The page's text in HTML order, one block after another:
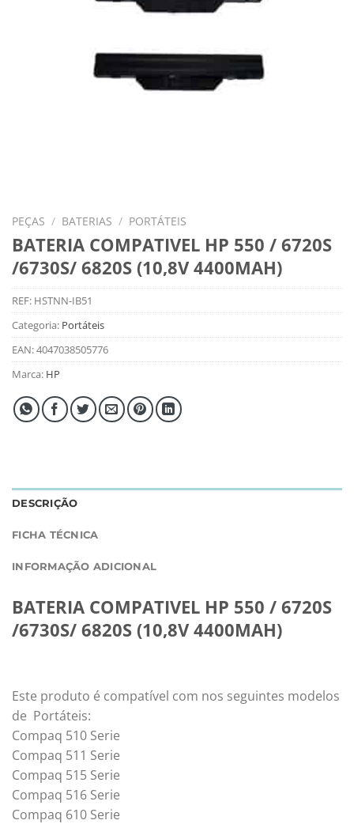
PEÇAS / BATERIAS / PORTÁTEIS
BATERIA COMPATIVEL HP 550 / 6720S
/6730S/ 6820S (10,8V 4400MAH)
REF: HSTNN-IB51
Categoria: Portáteis
EAN:4047038505776
Marca: HP
DESCRIÇÃO
FICHA TÉCNICA
INFORMAÇÃO ADICIONAL
BATERIA COMPATIVEL HP 550 / 6720S
/6730S/ 6820S (10,8V 4400MAH)
Este produto é compatível com nos seguintes modelos
de Portáteis:
Compaq 510 Serie
Compaq 511 Serie
Compaq 515 Serie
Compaq 516 Serie
Compaq 610 Serie